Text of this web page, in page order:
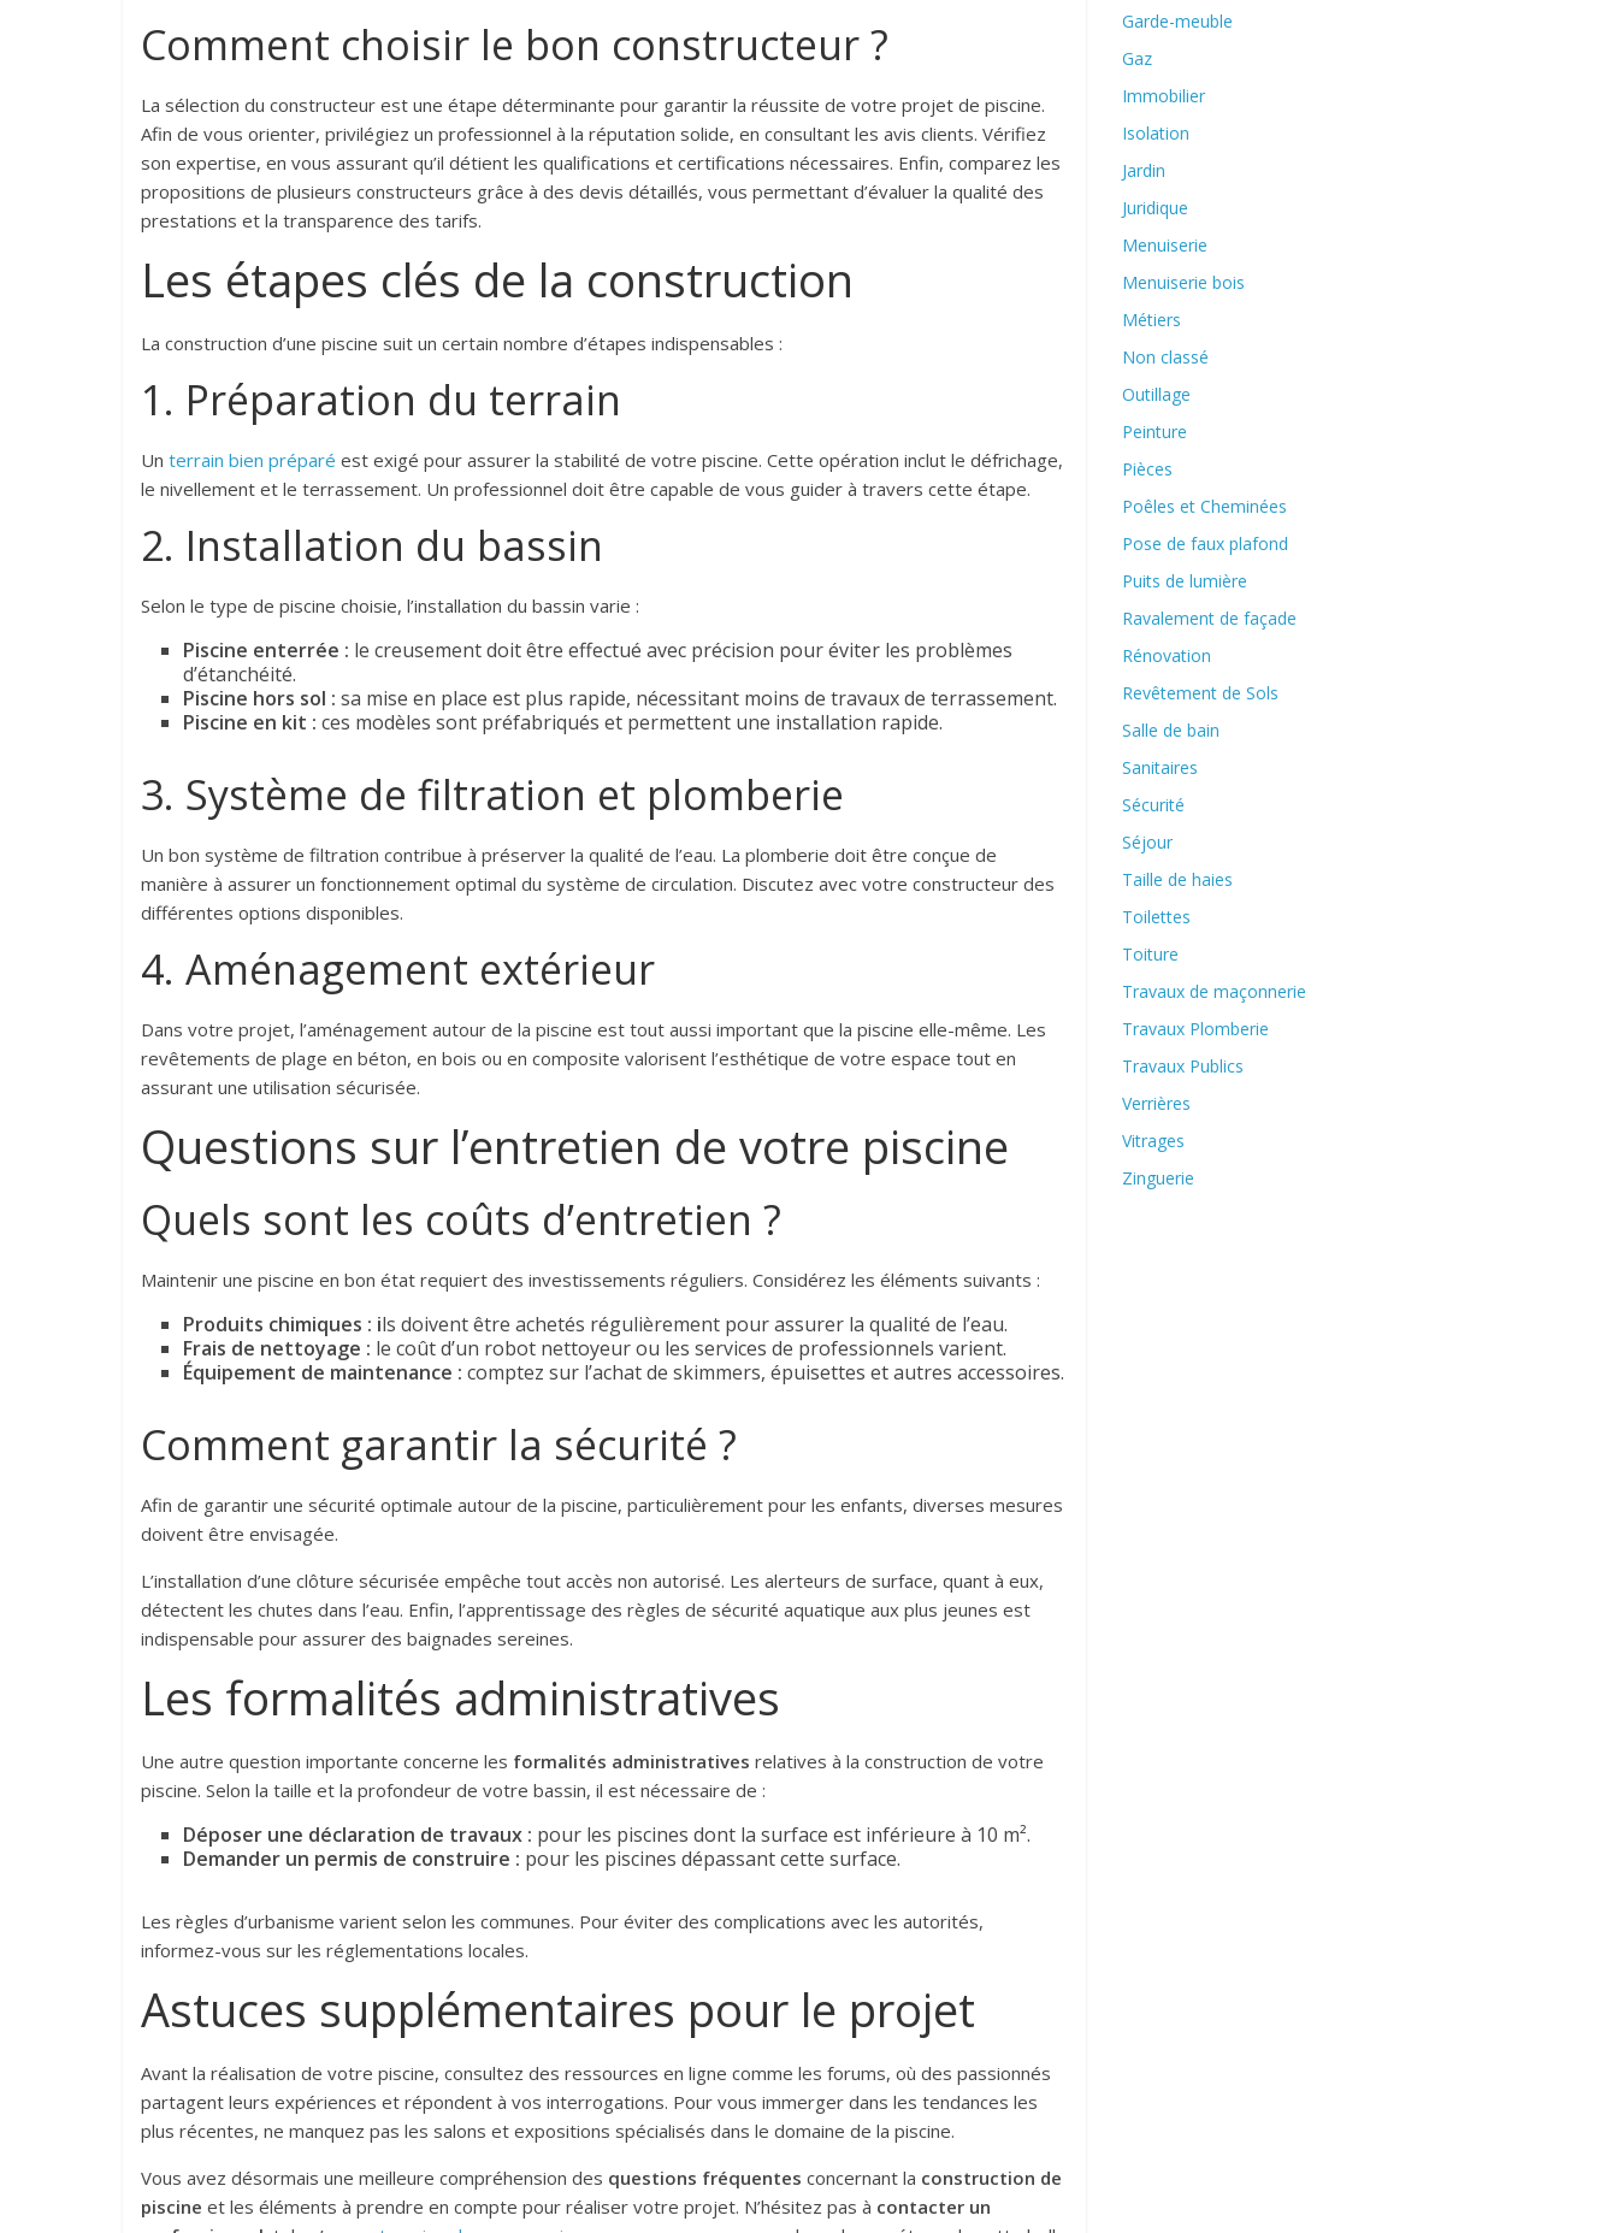
Comment choisir le bon constructeur ?
La sélection du constructeur est une étape déterminante pour garantir la réussite de votre projet de piscine.
Afin de vous orienter, privilégiez un professionnel à la réputation solide, en consultant les avis clients. Vérifiez
son expertise, en vous assurant qu’il détient les qualifications et certifications nécessaires. Enfin, comparez les
propositions de plusieurs constructeurs grâce à des devis détaillés, vous permettant d’évaluer la qualité des
prestations et la transparence des tarifs.
Les étapes clés de la construction
La construction d’une piscine suit un certain nombre d’étapes indispensables :
1. Préparation du terrain
Un terrain bien préparé est exigé pour assurer la stabilité de votre piscine. Cette opération inclut le défrichage,
le nivellement et le terrassement. Un professionnel doit être capable de vous guider à travers cette étape.
2. Installation du bassin
Selon le type de piscine choisie, l’installation du bassin varie :
Piscine enterrée : le creusement doit être effectué avec précision pour éviter les problèmes
d’étanchéité.
Piscine hors sol : sa mise en place est plus rapide, nécessitant moins de travaux de terrassement.
Piscine en kit : ces modèles sont préfabriqués et permettent une installation rapide.
3. Système de filtration et plomberie
Un bon système de filtration contribue à préserver la qualité de l’eau. La plomberie doit être conçue de
manière à assurer un fonctionnement optimal du système de circulation. Discutez avec votre constructeur des
différentes options disponibles.
4. Aménagement extérieur
Dans votre projet, l’aménagement autour de la piscine est tout aussi important que la piscine elle-même. Les
revêtements de plage en béton, en bois ou en composite valorisent l’esthétique de votre espace tout en
assurant une utilisation sécurisée.
Questions sur l’entretien de votre piscine
Quels sont les coûts d’entretien ?
Maintenir une piscine en bon état requiert des investissements réguliers. Considérez les éléments suivants :
Produits chimiques : ils doivent être achetés régulièrement pour assurer la qualité de l’eau.
Frais de nettoyage : le coût d’un robot nettoyeur ou les services de professionnels varient.
Équipement de maintenance : comptez sur l’achat de skimmers, épuisettes et autres accessoires.
Comment garantir la sécurité ?
Afin de garantir une sécurité optimale autour de la piscine, particulièrement pour les enfants, diverses mesures
doivent être envisagée.
L’installation d’une clôture sécurisée empêche tout accès non autorisé. Les alerteurs de surface, quant à eux,
détectent les chutes dans l’eau. Enfin, l’apprentissage des règles de sécurité aquatique aux plus jeunes est
indispensable pour assurer des baignades sereines.
Les formalités administratives
Une autre question importante concerne les formalités administratives relatives à la construction de votre
piscine. Selon la taille et la profondeur de votre bassin, il est nécessaire de :
Déposer une déclaration de travaux : pour les piscines dont la surface est inférieure à 10 m².
Demander un permis de construire : pour les piscines dépassant cette surface.
Les règles d’urbanisme varient selon les communes. Pour éviter des complications avec les autorités,
informez-vous sur les réglementations locales.
Astuces supplémentaires pour le projet
Avant la réalisation de votre piscine, consultez des ressources en ligne comme les forums, où des passionnés
partagent leurs expériences et répondent à vos interrogations. Pour vous immerger dans les tendances les
plus récentes, ne manquez pas les salons et expositions spécialisés dans le domaine de la piscine.
Vous avez désormais une meilleure compréhension des questions fréquentes concernant la construction de
piscine et les éléments à prendre en compte pour réaliser votre projet. N’hésitez pas à contacter un
Garde-meuble
Gaz
Immobilier
Isolation
Jardin
Juridique
Menuiserie
Menuiserie bois
Métiers
Non classé
Outillage
Peinture
Pièces
Poêles et Cheminées
Pose de faux plafond
Puits de lumière
Ravalement de façade
Rénovation
Revêtement de Sols
Salle de bain
Sanitaires
Sécurité
Séjour
Taille de haies
Toilettes
Toiture
Travaux de maçonnerie
Travaux Plomberie
Travaux Publics
Verrières
Vitrages
Zinguerie